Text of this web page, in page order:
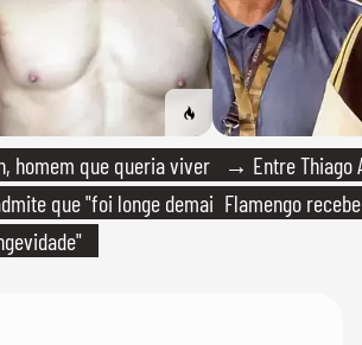
homem que queria viver
que "foi longe demais
→ Entre Thiago
Flamengo